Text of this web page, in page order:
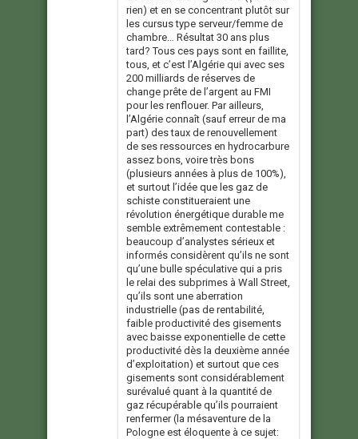
rien) et en se concentrant plutôt sur
les cursus type serveur/femme de
chambre… Résultat 30 ans plus
tard? Tous ces pays sont en faillite,
tous, et c’est l’Algérie qui avec ses
200 milliards de réserves de
change prête de l’argent au FMI
pour les renflouer. Par ailleurs,
l’Algérie connaît (sauf erreur de ma
part) des taux de renouvellement
de ses ressources en hydrocarbure
assez bons, voire très bons
(plusieurs années à plus de 100%),
et surtout l’idée que les gaz de
schiste constitueraient une
révolution énergétique durable me
semble extrêmement contestable :
beaucoup d’analystes sérieux et
informés considèrent qu’ils ne sont
qu’une bulle spéculative qui a pris
le relai des subprimes à Wall Street,
qu’ils sont une aberration
industrielle (pas de rentabilité,
faible productivité des gisements
avec baisse exponentielle de cette
productivité dès la deuxième année
d’exploitation) et surtout que ces
gisements sont considérablement
surévalué quant à la quantité de
gaz récupérable qu’ils pourraient
renfermer (la mésaventure de la
Pologne est éloquente à ce sujet: